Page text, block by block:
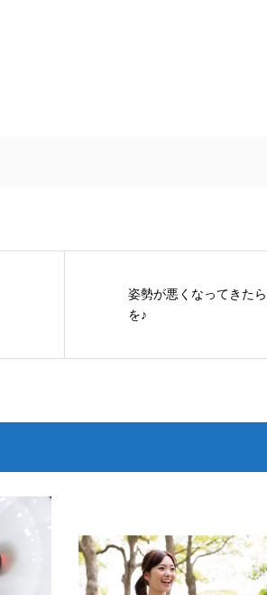
姿勢が悪くなってきた
を♪